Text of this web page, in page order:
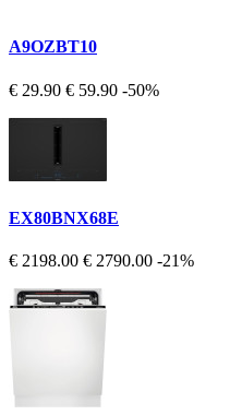
A9OZBT10
€ 29.90 € 59.90 -50%
EX80BNX68E
€ 2198.00 € 2790.00 -21%